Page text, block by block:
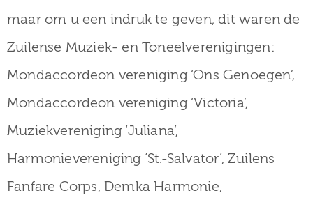
maar om u een indruk te geven, dit waren de
Zuilense Muziek- en Toneelverenigingen:
Mondaccordeon vereniging ‘Ons Genoegen’,
Mondaccordeon vereniging ‘Victoria’,
Muziekvereniging ‘Juliana’,
Harmonievereniging ‘St.-Salvator’, Zuilens
Fanfare Corps, Demka Harmonie,